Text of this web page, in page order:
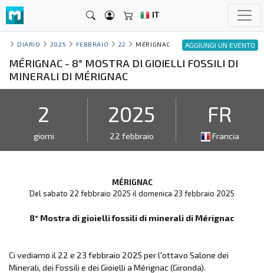
IT
AGGIUNGI UN EVENTO
DIARIO 2025 FEBBRAIO 22 MÉRIGNAC
MÉRIGNAC - 8° MOSTRA DI GIOIELLI FOSSILI DI
MINERALI DI MÉRIGNAC
2
giorni
2025
22 febbraio
FR
Francia
MÉRIGNAC
Del sabato 22 febbraio 2025 il domenica 23 febbraio 2025
8° Mostra di gioielli fossili di minerali di Mérignac
Ci vediamo il 22 e 23 febbraio 2025 per l'ottavo Salone dei
Minerali, dei Fossili e dei Gioielli a Mérignac (Gironda).